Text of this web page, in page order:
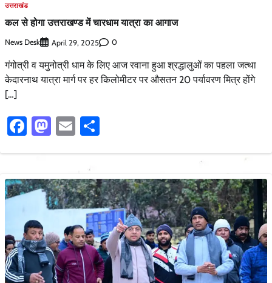
उत्तराखंड
कल से होगा उत्तराखण्ड में चारधाम यात्रा का आगाज
News Desk April 29, 2025 0
गंगोत्री व यमुनोत्री धाम के लिए आज रवाना हुआ श्रद्धालुओं का पहला जत्था
केदारनाथ यात्रा मार्ग पर हर किलोमीटर पर औसतन 20 पर्यावरण मित्र होंगे
[…]
Facebook
Mastodon
Email